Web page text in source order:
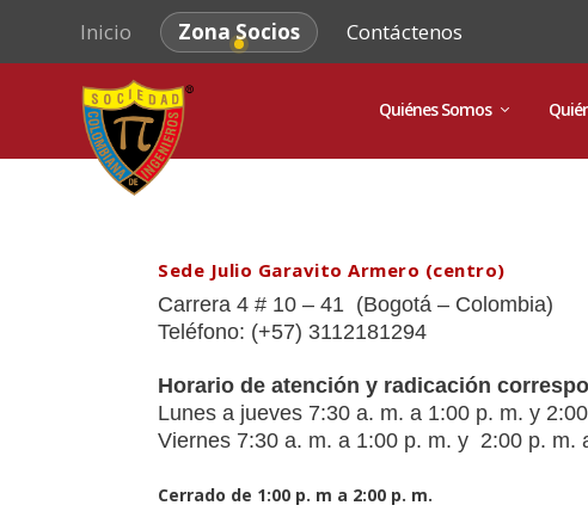
Inicio Zona Socios Contáctenos
Quiénes Somos
Sede Julio Garavito Armero (centro)
Carrera 4 # 10 – 41 (Bogotá – Colombia)
Teléfono: (+57) 3112181294
Horario de atención y radicación
Lunes a jueves 7:30 a. m. a 1:00 p. m. y
Viernes 7:30 a. m. a 1:00 p. m. y 2:00 p. m.
Cerrado de 1:00 p. m a 2:00 p. m.